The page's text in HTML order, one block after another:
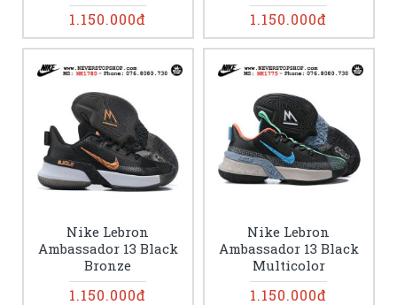
1.150.000đ 1.150.000đ
Nike Lebron
Ambassador 13 Black
Bronze
1.150.000đ
Nike Lebron
Ambassador 13 Black
Multicolor
1.150.000đ